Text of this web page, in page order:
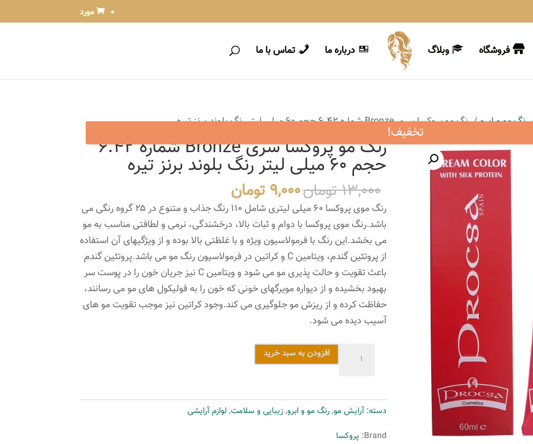
0 مورد
فروشگاه وبلاگ درباره ما تماس با ما
رنگ مو و ابرو/ رنگ مو پروکسا سری Bronze شماره 6.42 حجم 60 میلی لیتر رنگ بلوند برنز تیره
تخفیف!
رنگ مو پروکسا سری Bronze شماره 6.42
حجم 60 میلی لیتر رنگ بلوند برنز تیره
13,000تومانقیمت
اصلی
13,000 تومان
بود.
9,000تومانقیمت
فعلی
9,000 تومان
است.
رنگ موی پروکسا ۶۰ میلی لیتری شامل ۱۱۰ رنگ جذاب و متنوع در ۲۵ گروه رنگی می
باشد.رنگ موی پروکسا با دوام و ثبات بالا، درخشندگی، نرمی و لطافتی مناسب به مو
می بخشد.این رنگ با فرمولاسیون ویژه و با غلظتی بالا بوده و از ویژگیهای آن استفاده
از پروتئین گندم، ویتامین C و کراتین در فرمولاسیون رنگ مو می باشد.پروتئین گندم
باعث تقویت و حالت پذیری مو می شود و ویتامین C نیز جریان خون را در پوست سر
بهبود بخشیده و از دیواره مویرگهای خونی که خون را به فولیکول های مو می رسانند،
حفاظت کرده و از ریزش مو جلوگیری می کند.وجود کراتین نیز موجب تقویت مو های
آسیب دیده می شود.
سری
Bronze
شماره
افزودن به سبد خرید
دسته:آرایش مو,رنگ مو و ابرو,زیبایی و سلامت,لوازم آرایشی
Brand: پروکسا